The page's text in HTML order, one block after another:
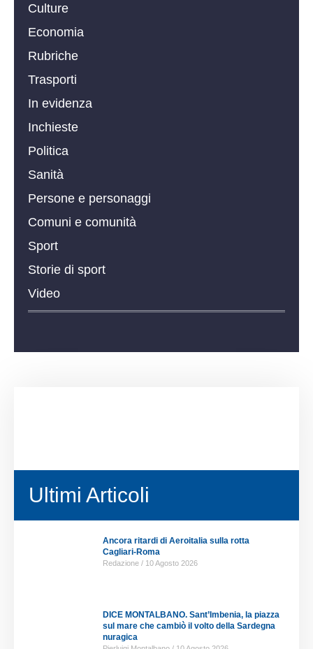
Culture
Economia
Rubriche
Trasporti
In evidenza
Inchieste
Politica
Sanità
Persone e personaggi
Comuni e comunità
Sport
Storie di sport
Video
Ultimi Articoli
Ancora ritardi di Aeroitalia sulla rotta
Cagliari-Roma
Redazione 10 Agosto 2026
DICE MONTALBANO. Sant’Imbenia, la piazza
sul mare che cambiò il volto della Sardegna
nuragica